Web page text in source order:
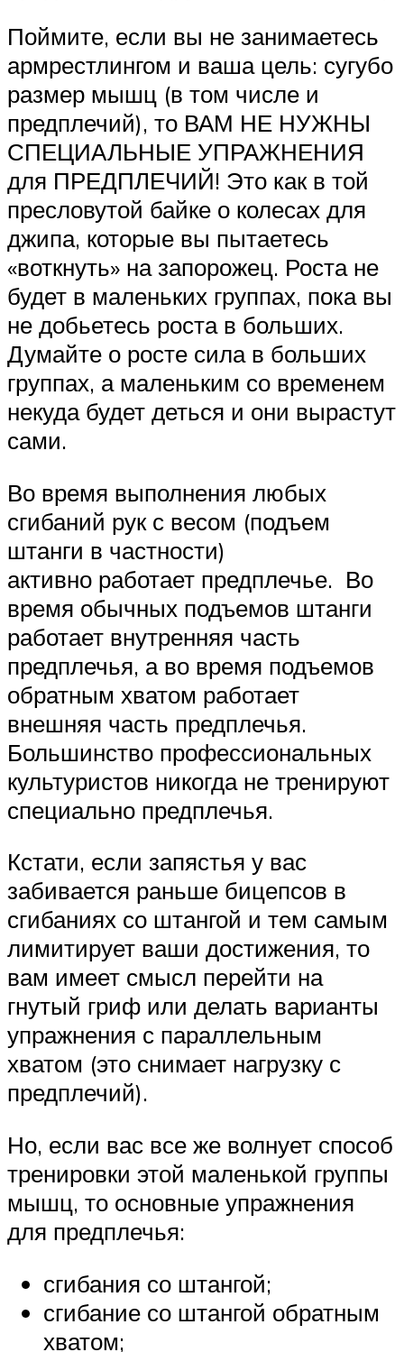
Поймите, если вы не занимаетесь
армрестлингом и ваша цель: сугубо
размер мышц (в том числе и
предплечий), то ВАМ НЕ НУЖНЫ
СПЕЦИАЛЬНЫЕ УПРАЖНЕНИЯ
для ПРЕДПЛЕЧИЙ! Это как в той
пресловутой байке о колесах для
джипа, которые вы пытаетесь
«воткнуть» на запорожец. Роста не
будет в маленьких группах, пока вы
не добьетесь роста в больших.
Думайте о росте сила в больших
группах, а маленьким со временем
некуда будет деться и они вырастут
сами.
Во время выполнения любых
сгибаний рук с весом (подъем
штанги в частности)
активно работает предплечье. Во
время обычных подъемов штанги
работает внутренняя часть
предплечья, а во время подъемов
обратным хватом работает
внешняя часть предплечья.
Большинство профессиональных
культуристов никогда не тренируют
специально предплечья.
Кстати, если запястья у вас
забивается раньше бицепсов в
сгибаниях со штангой и тем самым
лимитирует ваши достижения, то
вам имеет смысл перейти на
гнутый гриф или делать варианты
упражнения с параллельным
хватом (это снимает нагрузку с
предплечий).
Но, если вас все же волнует способ
тренировки этой маленькой группы
мышц, то основные упражнения
для предплечья:
сгибания со штангой;
сгибание со штангой обратным
хватом;